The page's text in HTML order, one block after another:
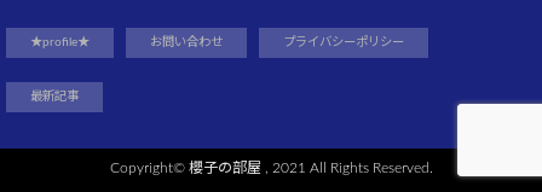
★profile★ お問い合わせ プライバシーポリシー
最新記事
Copyright© 櫻子の部屋 , 2021 All Rights Reserved.